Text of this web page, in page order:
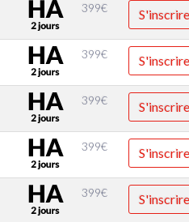
399€ S'inscrire
399€ S'inscrire
399€ S'inscrire
399€ S'inscrire
399€ S'inscrire